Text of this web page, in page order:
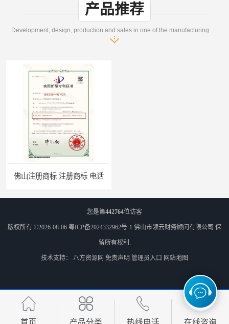
产品推荐
注册商标 注册商标 电话
您是第442764位访客
版权所有 ©2026-08-06 粤ICP备2024332962号-1 佛山市领云财务顾问有限公司 保
留所有权利.
技术支持： 八方资源网 免责声明 管理员入口 网站地图
首页 产品分类 热线电话 在线咨询